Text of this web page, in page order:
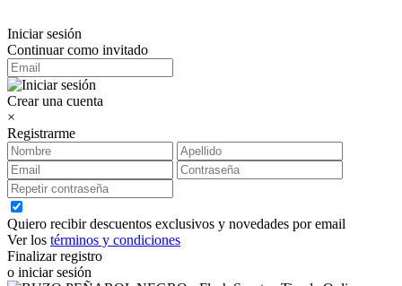
Iniciar sesión
Continuar como invitado
Crear una cuenta
×
Registrarme
Quiero recibir descuentos exclusivos y novedades por email
Ver los términos y condiciones
Finalizar registro
o iniciar sesión